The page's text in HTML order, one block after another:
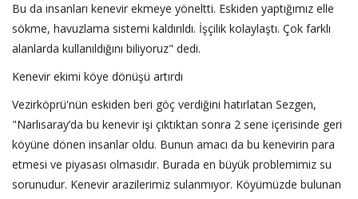
Bu da insanları kenevir ekmeye yöneltti. Eskiden yaptığımız elle
sökme, havuzlama sistemi kaldırıldı. İşçilik kolaylaştı. Çok farklı
alanlarda kullanıldığını biliyoruz" dedi.
Kenevir ekimi köye dönüşü artırdı
Vezirköprü'nün eskiden beri göç verdiğini hatırlatan Sezgen,
"Narlısaray’da bu kenevir işi çıktıktan sonra 2 sene içerisinde geri
köyüne dönen insanlar oldu. Bunun amacı da bu kenevirin para
etmesi ve piyasası olmasıdır. Burada en büyük problemimiz su
sorunudur. Kenevir arazilerimiz sulanmıyor. Köyümüzde bulunan